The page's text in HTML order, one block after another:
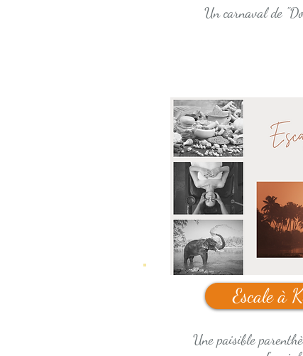
Un carnaval de
Escale à
Une paisible